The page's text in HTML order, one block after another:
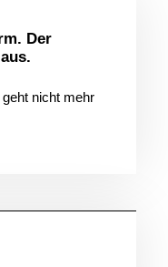
Der
nicht mehr